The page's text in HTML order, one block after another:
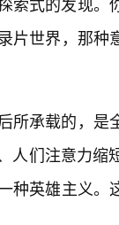
片世界，那
所承载的，是
人们注意力
种英雄主义